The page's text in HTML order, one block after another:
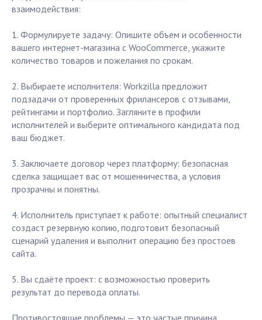
взаимодействия:
1. Формулируете задачу: Опишите объем и особенности
вашего интернет-магазина с WooCommerce, укажите
количество товаров и пожелания по срокам.
2. Выбираете исполнителя: Workzilla предложит
подзадачи от проверенных фрилансеров с отзывами,
рейтингами и портфолио. Загляните в профили
исполнителей и выберите оптимального кандидата под
ваш бюджет.
3. Заключаете договор через платформу: безопасная
сделка защищает вас от мошенничества, а условия
прозрачны и понятны.
4. Исполнитель приступает к работе: опытный специалист
создаст резервную копию, подготовит безопасный
сценарий удаления и выполнит операцию без простоев
сайта.
5. Вы сдаёте проект: с возможностью проверить
результат до перевода оплаты.